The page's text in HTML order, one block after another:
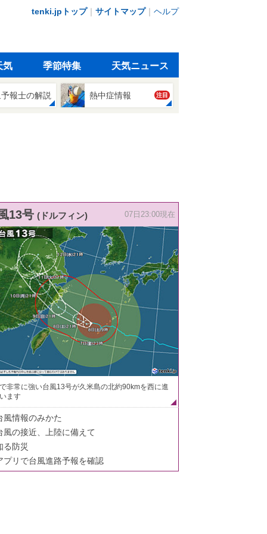
tenki.jpトップ｜ サイトマップ｜ ヘルプ
気 季節特集 天気ニュース
報士の解説 熱中症情報 注目
13号 (ドルフィン) 07日23:00現在
非常に強い台風13号が久米島の北約90kmを西に進
ます
風情報のみかた
風の接近、上陸に備えて
る防災
プリで台風進路予報を確認